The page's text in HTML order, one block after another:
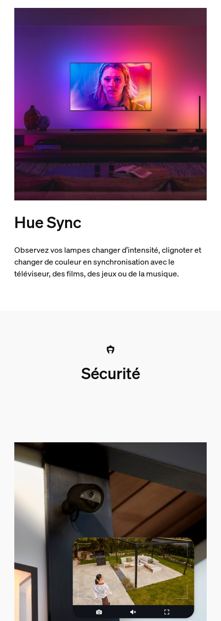
Hue Sync
Observez vos lampes changer d’intensité, clignoter et
changer de couleur en synchronisation avec le
téléviseur, des films, des jeux ou de la musique.
Sécurité